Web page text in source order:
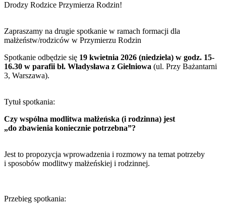
Drodzy Rodzice Przymierza Rodzin!
Zapraszamy na drugie spotkanie w ramach formacji dla
małżeństw/rodziców w Przymierzu Rodzin
Spotkanie odbędzie się 19 kwietnia 2026 (niedziela) w godz. 15-
16.30 w parafii bł. Władysława z Gielniowa (ul. Przy Bażantarni
3, Warszawa).
Tytuł spotkania:
Czy wspólna modlitwa małżeńska (i rodzinna) jest
„do zbawienia koniecznie potrzebna”?
Jest to propozycja wprowadzenia i rozmowy na temat potrzeby
i sposobów modlitwy małżeńskiej i rodzinnej.
Przebieg spotkania: